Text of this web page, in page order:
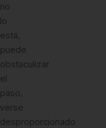
no
lo
está,
puede
obstaculizar
el
paso,
verse
desproporcionado